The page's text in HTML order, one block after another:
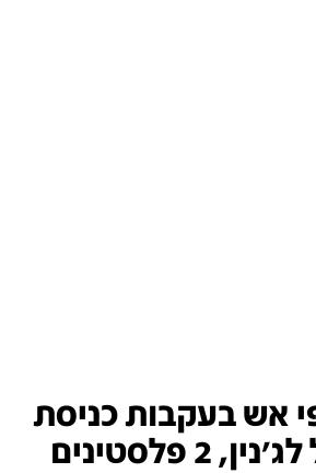
אש בעקבות כניסת
כוחות צה"ל לג'נין, 2 פלסטינים